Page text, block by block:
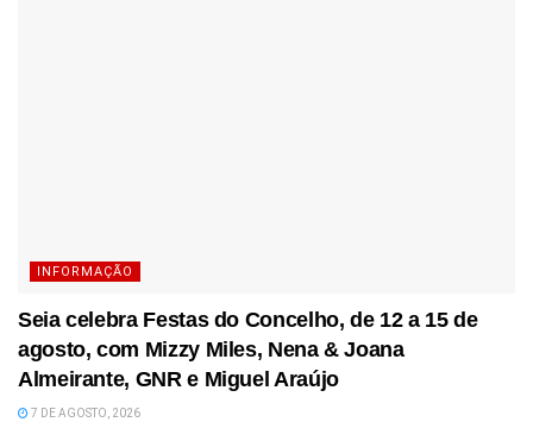
INFORMAÇÃO
Seia celebra Festas do Concelho, de 12 a 15 de
agosto, com Mizzy Miles, Nena & Joana
Almeirante, GNR e Miguel Araújo
7 DE AGOSTO, 2026